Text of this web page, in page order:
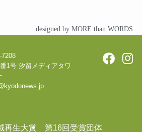
designed by MORE than WORDS
7208
1号 汐留メディアタワ
再生大賞 第16回受賞団体